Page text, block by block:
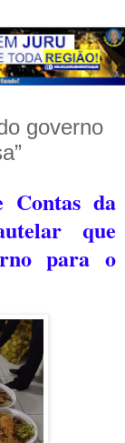
governo
Contas da
que
para o